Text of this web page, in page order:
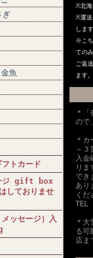
ぎ
魚
トカード
ージ gift box
しておりませ
ッセージ）入
※北海
※運
しま
※こち
ての
ご返
ます。
＊
ので
＊カ
～３
入金
りま
でき
あり
くだ
TEL
＊大
る可
店ま